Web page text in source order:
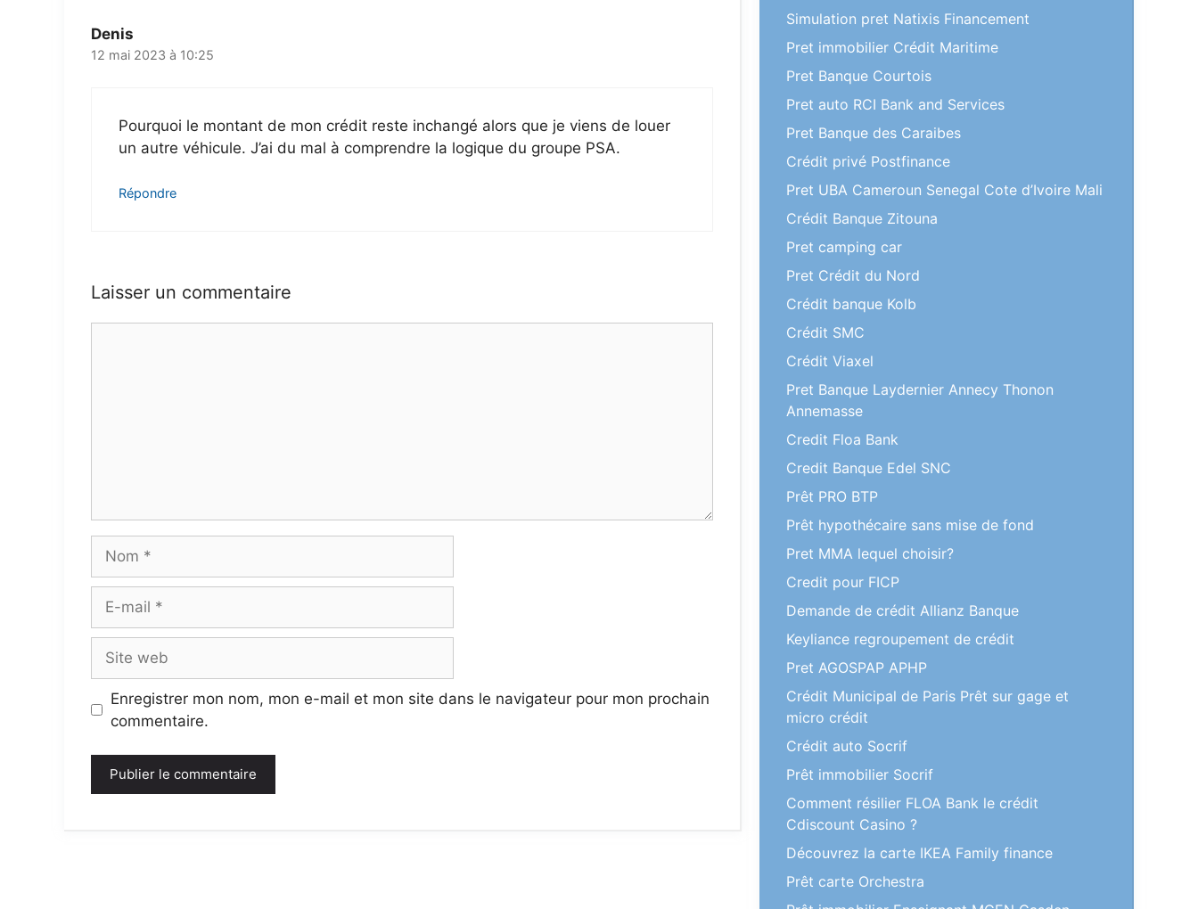
Denis
12 mai 2023 à 10:25
Pourquoi le montant de mon crédit reste inchangé alors que je viens de louer
un autre véhicule. J’ai du mal à comprendre la logique du groupe PSA.
Répondre
Laisser un commentaire
mail
web
Enregistrer mon nom, mon e-mail et mon site dans le navigateur pour mon prochain
commentaire.
Simulation pret Natixis Financement
Pret immobilier Crédit Maritime
Pret Banque Courtois
Pret auto RCI Bank and Services
Pret Banque des Caraibes
Crédit privé Postfinance
Pret UBA Cameroun Senegal Cote d’Ivoire Mali
Crédit Banque Zitouna
Pret camping car
Pret Crédit du Nord
Crédit banque Kolb
Crédit SMC
Crédit Viaxel
Pret Banque Laydernier Annecy Thonon
Annemasse
Credit Floa Bank
Credit Banque Edel SNC
Prêt PRO BTP
Prêt hypothécaire sans mise de fond
Pret MMA lequel choisir?
Credit pour FICP
Demande de crédit Allianz Banque
Keyliance regroupement de crédit
Pret AGOSPAP APHP
Crédit Municipal de Paris Prêt sur gage et
micro crédit
Crédit auto Socrif
Prêt immobilier Socrif
Comment résilier FLOA Bank le crédit
Cdiscount Casino ?
Découvrez la carte IKEA Family finance
Prêt carte Orchestra